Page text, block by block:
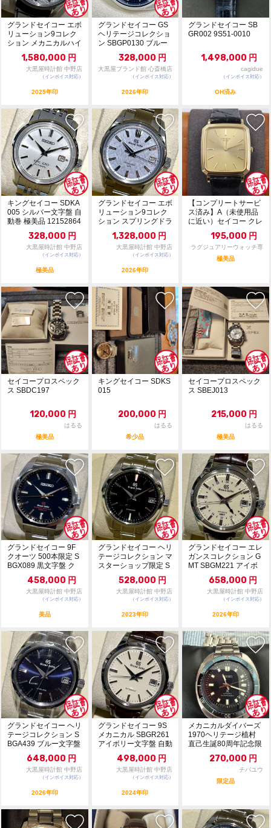
グランドセイコー エボ
リューション9コレク
ション メカニカルハイ
ビート36000 ...
1,580,000 円
大黒屋時計館 中野店
（インボイス対応）
2025年印
グランドセイコー GS
ヘリテージコレクショ
ン SBGP0130 ブルー
328,000 円
大黒屋ブランド館 心斎橋店
（インボイス対応）
2026年印
グランドセイコー SB
GR002 9S51-0010
1,498,000 円
cagidue
（インボイス対応）
OH済み
キングセイコー SDKA
005 シルバー文字盤 自
動巻 極美品 12152864
328,000 円
大黒屋時計館 中野店
（インボイス対応）
極美品
グランドセイコー エボ
リューション9コレク
ション スプリングドラ
1,328,000 円
大黒屋時計館 中野店
（インボイス対応）
2026年印
【コンプリートサービ
ス済み】A（未使用品
に近い）セイコー クレ
195,000 円
ラグジュアリーウォッチ専
門店：R/M
極美品
セイコープロスペック
ス SBDC197
120,000 円
はるる
極美品
キングセイコー SDKS
015
200,000 円
はるる
希少品
セイコープロスペック
ス SBEJ013
215,000 円
はるる
極美品
グランドセイコー 9F
クオーツ 500本限定 S
BGX089 黒文字盤 ク
オーツ ...
458,000 円
大黒屋時計館 中野店
（インボイス対応）
美品
グランドセイコー ヘリ
テージコレクション マ
スターショップ限定 S
BGA203 自...
528,000 円
大黒屋時計館 中野店
（インボイス対応）
2023年印
グランドセイコー エレ
ガンスコレクション G
MT SBGM221 アイボ
リー文字盤...
658,000 円
大黒屋時計館 中野店
（インボイス対応）
2026年印
グランドセイコー ヘリ
テージコレクション S
BGA439 ブルー文字盤
自動巻 新...
648,000 円
大黒屋時計館 中野店
（インボイス対応）
2026年印
グランドセイコー 9S
メカニカル SBGR261
アイボリー文字盤 自動
巻 121...
498,000 円
大黒屋時計館 中野店
（インボイス対応）
2024年印
メカニカルダイバーズ
1970ヘリテージ植村
直己生誕80周年記念限
定モデル
270,000 円
チバユウ
限定品